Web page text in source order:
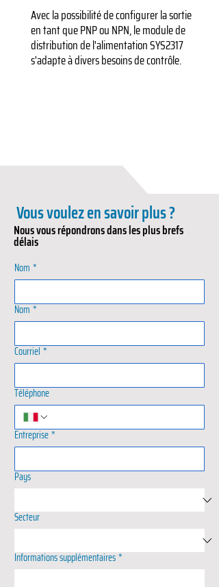
Avec la possibilité de configurer la sortie
en tant que PNP ou NPN, le module de
distribution de l'alimentation SYS2317
s'adapte à divers besoins de contrôle.
Vous voulez en savoir plus ?
Nous vous répondrons dans les plus brefs
délais
Nom *
Nom *
Courriel *
Téléphone
Entreprise*
Pays
Secteur
Informations supplémentaires*